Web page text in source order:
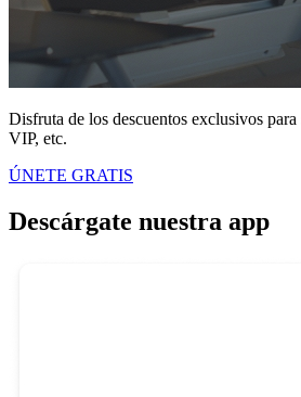
Disfruta de los descuentos exclusivos
VIP, etc.
ÚNETE GRATIS
Descárgate nuestra app